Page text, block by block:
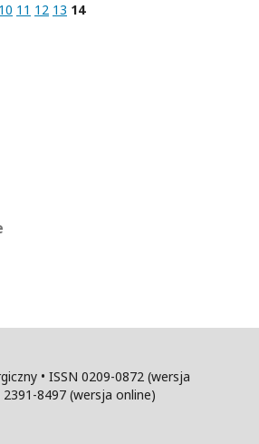
10 11 12 13 14
• ISSN 0209-0872 (wersja
8497 (wersja online)